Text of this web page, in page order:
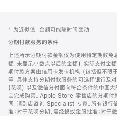
页
页
脚
注
‡ 为近似值。金额可能随时间变动。
分期付款服务的条件
上述所示分期付款金额仅为使用特定期数
额，未显示小数点以后的金额)，实际支付金
期付款方案由信用卡发卡机构 (包括但不限
等，具体支持分期付款服务的可选择银行及
(花呗) 以及微信分付面向符合条件的中国大
宝完成购买。Apple Store 零售店的分期
同，请到店咨询 Specialist 专家。所有银行
准；对于花呗分期，需经蚂蚁金服批准；对于